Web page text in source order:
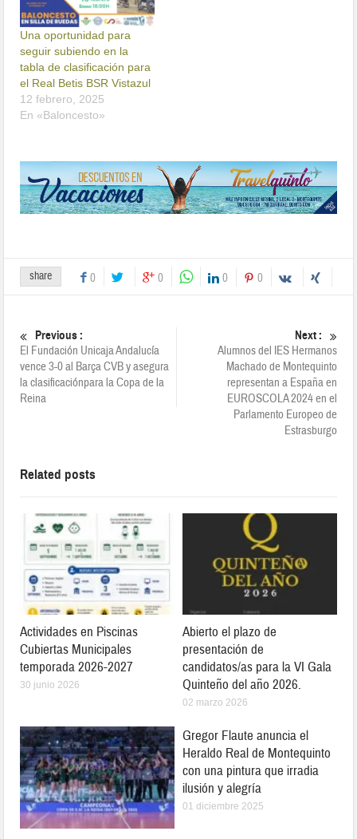
Una oportunidad para
seguir subiendo en la
tabla de clasificación para
el Real Betis BSR Vistazul
12 febrero, 2025
En «Baloncesto»
share 0 0 0 0
Previous :
El Fundación Unicaja Andalucía
vence 3-0 al Barça CVB y asegura
la clasificaciónpara la Copa de la
Reina
Next :
Alumnos del IES Hermanos
Machado de Montequinto
representan a España en
EUROSCOLA 2024 en el
Parlamento Europeo de
Estrasburgo
Related posts
Actividades en Piscinas
Cubiertas Municipales
temporada 2026-2027
30 junio 2026
Abierto el plazo de
presentación de
candidatos/as para la VI Gala
Quinteño del año 2026.
02 marzo 2026
Gregor Flaute anuncia el
Heraldo Real de Montequinto
con una pintura que irradia
ilusión y alegría
01 diciembre 2025